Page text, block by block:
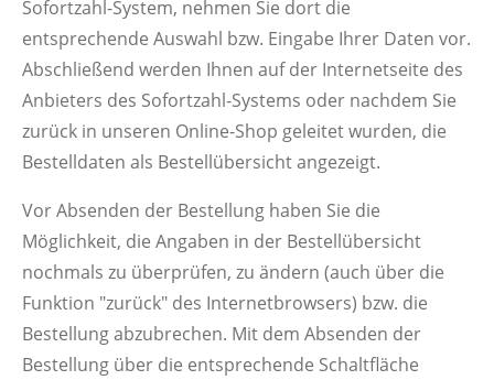
Sofortzahl-System, nehmen Sie dort die
entsprechende Auswahl bzw. Eingabe Ihrer Daten vor.
Abschließend werden Ihnen auf der Internetseite des
Anbieters des Sofortzahl-Systems oder nachdem Sie
zurück in unseren Online-Shop geleitet wurden, die
Bestelldaten als Bestellübersicht angezeigt.
Vor Absenden der Bestellung haben Sie die
Möglichkeit, die Angaben in der Bestellübersicht
nochmals zu überprüfen, zu ändern (auch über die
Funktion "zurück" des Internetbrowsers) bzw. die
Bestellung abzubrechen. Mit dem Absenden der
Bestellung über die entsprechende Schaltfläche